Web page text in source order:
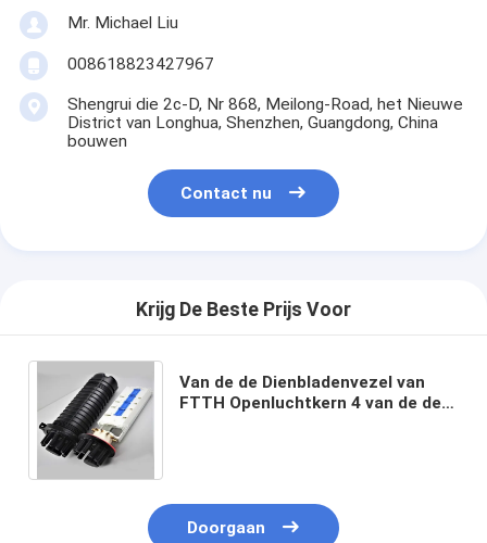
Mr. Michael Liu
008618823427967
Shengrui die 2c-D, Nr 868, Meilong-Road, het Nieuwe
District van Longhua, Shenzhen, Guangdong, China
bouwen
Contact nu
Krijg De Beste Prijs Voor
Van de de Dienbladenvezel van
FTTH Openluchtkern 4 van de de
Doorgaan